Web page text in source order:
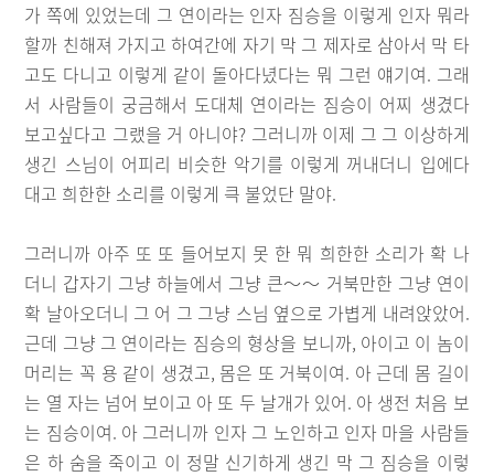
가 쪽에 있었는데 그 연이라는 인자 짐승을 이렇게 인자 뭐라
할까 친해져 가지고 하여간에 자기 막 그 제자로 삼아서 막 타
고도 다니고 이렇게 같이 돌아다녔다는 뭐 그런 얘기여. 그래
서 사람들이 궁금해서 도대체 연이라는 짐승이 어찌 생겼다
보고싶다고 그랬을 거 아니야? 그러니까 이제 그 그 이상하게
생긴 스님이 어피리 비슷한 악기를 이렇게 꺼내더니 입에다
대고 희한한 소리를 이렇게 큭 불었단 말야.
그러니까 아주 또 또 들어보지 못 한 뭐 희한한 소리가 확 나
더니 갑자기 그냥 하늘에서 그냥 큰〜〜 거북만한 그냥 연이
확 날아오더니 그 어 그 그냥 스님 옆으로 가볍게 내려앉았어.
근데 그냥 그 연이라는 짐승의 형상을 보니까, 아이고 이 놈이
머리는 꼭 용 같이 생겼고, 몸은 또 거북이여. 아 근데 몸 길이
는 열 자는 넘어 보이고 아 또 두 날개가 있어. 아 생전 처음 보
는 짐승이여. 아 그러니까 인자 그 노인하고 인자 마을 사람들
은 하 숨을 죽이고 이 정말 신기하게 생긴 막 그 짐승을 이렇